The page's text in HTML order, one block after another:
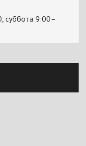
суббота 9:00–